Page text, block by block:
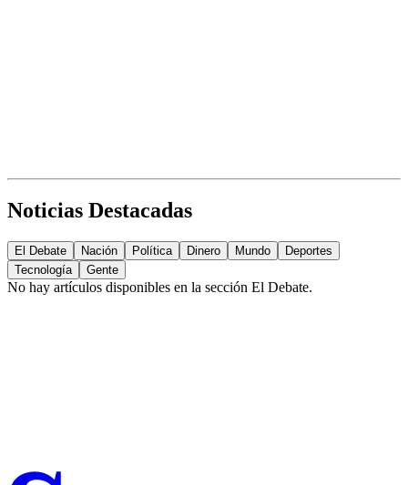
Noticias Destacadas
El Debate Nación Política Dinero Mundo
Deportes
Tecnología
Gente
No hay artículos disponibles en la sección El Debate.